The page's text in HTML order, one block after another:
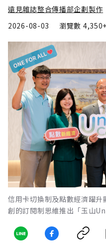
遠見雜誌整合傳播部企劃製作
2026-08-03
瀏覽數 4,350+
信用卡切換制及點數經濟躍
創的訂閱制思維推出「玉山